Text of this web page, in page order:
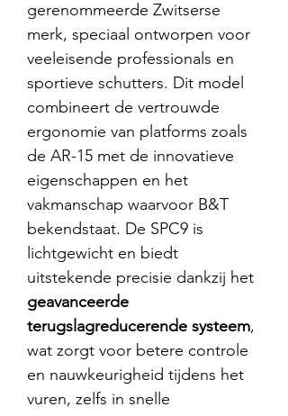
gerenommeerde Zwitserse
merk, speciaal ontworpen voor
veeleisende professionals en
sportieve schutters. Dit model
combineert de vertrouwde
ergonomie van platforms zoals
de AR-15 met de innovatieve
eigenschappen en het
vakmanschap waarvoor B&T
bekendstaat. De SPC9 is
lichtgewicht en biedt
uitstekende precisie dankzij het
geavanceerde
terugslagreducerende systeem,
wat zorgt voor betere controle
en nauwkeurigheid tijdens het
vuren, zelfs in snelle